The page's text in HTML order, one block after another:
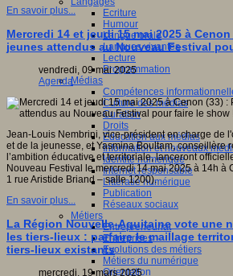
Ecriture
Humour
Langue orale
Langues vivantes
Lecture
Programmation
Médias
Compétences
Culture des médias
Curation
Droits
Education aux médias
Information et nouveaux
Identité numérique
Internet responsable
Littératie numérique
Publication
Réseaux sociaux
Métiers
Entrepreneuriat
Entreprises
Evolutions des métiers
Métiers du numérique
Orientation
En savoir plus...
Mercredi 14 et jeudi 15 mai 2025 à
jeunes attendus au Nouveau Festival
vendredi, 09 mai 2025
Agenda
Jean-Louis Nembrini, vice-président en charge de
et de la jeunesse, et Yasmina Boultam, conseillère
l’ambition éducative et territoriale, lanceront
Nouveau Festival le mercredi 14 mai 2025 à 14h à
1 rue Aristide Briand – salle 1200).
En savoir plus...
La Région Nouvelle-Aquitaine vote une
les tiers-lieux : parfaire le maillage
tiers-lieux existants
mercredi, 19 mars 2025